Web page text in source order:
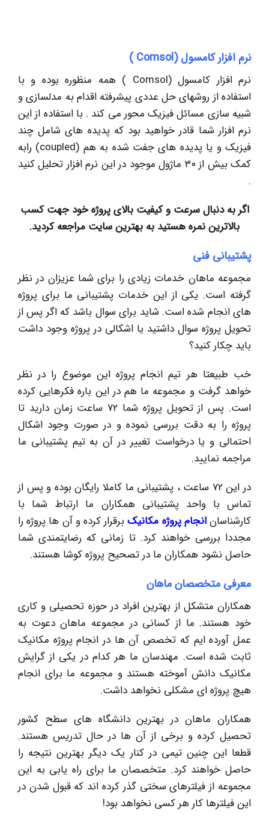
نرم افزار کامسول (Comsol )
نرم افزار کامسول (Comsol ) همه منظوره بوده و با
استفاده از روش­های حل عددی پیشرفته اقدام به مدل­سازی و
شبیه سازی مسائل فیزیک ­محور می کند . با استفاده از این
نرم ­افزار شما قادر خواهید بود که پدیده­ های شامل چند
فیزیک و یا پدیده­ های جفت شده به هم (coupled) رابه
کمک بیش از ۳۰ ماژول موجود در این نرم ­افزار تحلیل کنید
.
اگر به دنبال سرعت و کیفیت بالای پروژه خود جهت کسب
بالاترین نمره هستید به بهترین سایت مراجعه کردید.
پشتیبانی فنی
مجموعه ماهان خدمات زیادی را برای شما عزیزان در نظر
گرفته است. یکی از این خدمات پشتیبانی ما برای پروژه
های انجام شده است. شاید برای سوال باشد که اگر پس از
تحویل پروژه سوال داشتید یا اشکالی در پروژه وجود داشت
باید چکار کنید؟
خب طبیعتا هر تیم انجام پروژه این موضوع را در نظر
خواهد گرفت و مجموعه ما هم در این باره فکرهایی کرده
است. پس از تحویل پروژه شما 72 ساعت زمان دارید تا
پروژه را به دقت بررسی نموده و در صورت وجود اشکال
احتمالی و یا درخواست تغییر در آن به تیم پشتیبانی ما
مراجمه نمایید.
در این 72 ساعت ، پشتیبانی ما کاملا رایگان بوده و پس از
تماس با واحد پشتیبانی همکاران ما ارتباط شما با
کارشناسانانجام پروژه مکانیکبرقرار کرده و آن ها پروژه را
مجددا بررسی خواهند کرد. تا زمانی که رضایتمندی شما
حاصل نشود همکاران ما در تصحیح پروژه کوشا هستند.
معرفی متخصصان ماهان
همکاران متشکل از بهترین افراد در حوزه تحصیلی و کاری
خود هستند. ما از کسانی در مجموعه ماهان دعوت به
عمل آورده ایم که تخصص آن ها در انجام پروژه مکانیک
ثابت شده است. مهندسان ما هر کدام در یکی از گرایش
مکانیک دانش آموخته هستند و مجموعه ما برای انجام
هیچ پروژه ای مشکلی نخواهد داشت.
همکاران ماهان در بهترین دانشگاه های سطح کشور
تحصیل کرده و برخی از آن ها در حال تدریس هستند.
قطعا این چنین تیمی در کنار یک دیگر بهترین نتیجه را
حاصل خواهند کرد. متخصصان ما برای راه یابی به این
مجموعه از فیلترهای سختی گذر کرده اند که قبول شدن در
این فیلترها کار هر کسی نخواهد بود!